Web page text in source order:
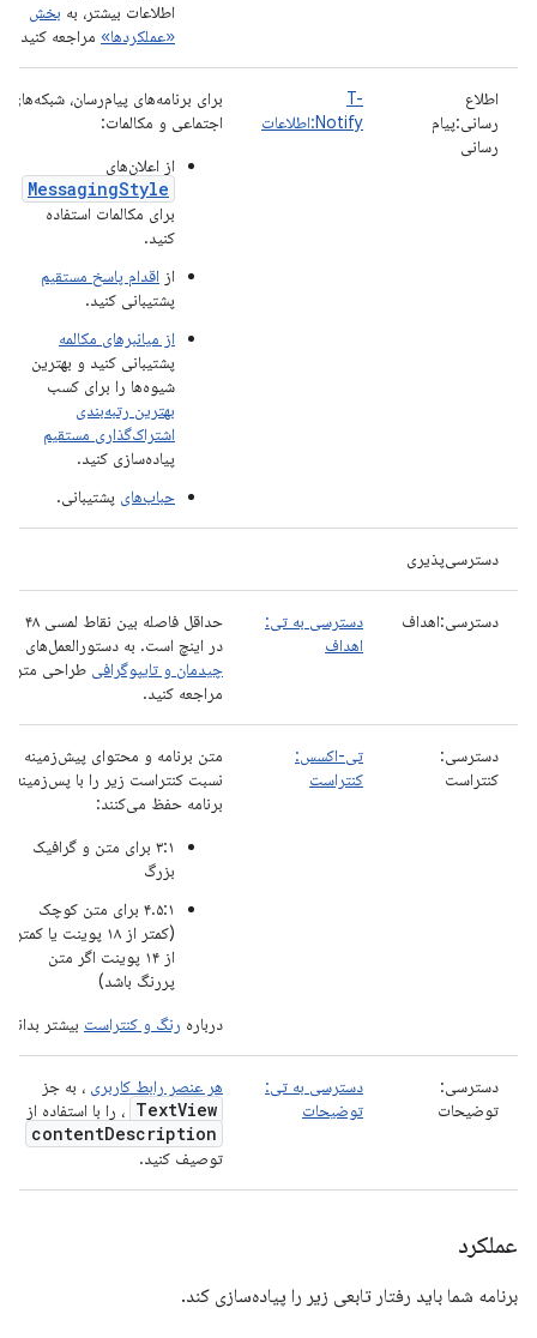
اطلاعات بیشتر، به بخش
«عملکردها» مراجعه کنید.
اطلاع
رسانی:پیام
رسانی
T-
Notify:اطلاعات
برای برنامه‌های پیام‌رسان، شبکه‌های
اجتماعی و مکالمات:
از اعلان‌های
MessagingStyle
برای مکالمات استفاده
کنید.
از اقدام پاسخ مستقیم
پشتیبانی کنید.
از میانبرهای مکالمه
پشتیبانی کنید و بهترین
شیوه‌ها را برای کسب
بهترین رتبه‌بندی
اشتراک‌گذاری مستقیم
پیاده‌سازی کنید.
حباب‌های پشتیبانی.
دسترسی‌پذیری
دسترسی:اهداف
دسترسی به تی:
اهداف
در اینچ است. به دستورالعمل‌های
چیدمان و تایپوگرافی طراحی
مراجعه کنید.
دسترسی:
کنتراست
تی-اکسس:
کنتراست
متن برنامه و محتوای پیش‌زمینه
نسبت کنتراست زیر را با پس‌زمینه
برنامه حفظ می‌کنند:
۳:۱ برای متن و گرافیک
بزرگ
۴.۵:۱ برای متن کوچک
(کمتر از ۱۸ پوینت یا کمتر
از ۱۴ پوینت اگر متن
پررنگ باشد)
درباره رنگ و کنتراست بیشتر بدانید.
دسترسی:
توضیحات
دسترسی به تی:
توضیحات
هر عنصر رابط کاربری ، به جز
TextView ، را با استفاده از
contentDescription
توصیف کنید.
عملکرد
برنامه شما باید رفتار تابعی زیر را پیاده‌سازی کند.